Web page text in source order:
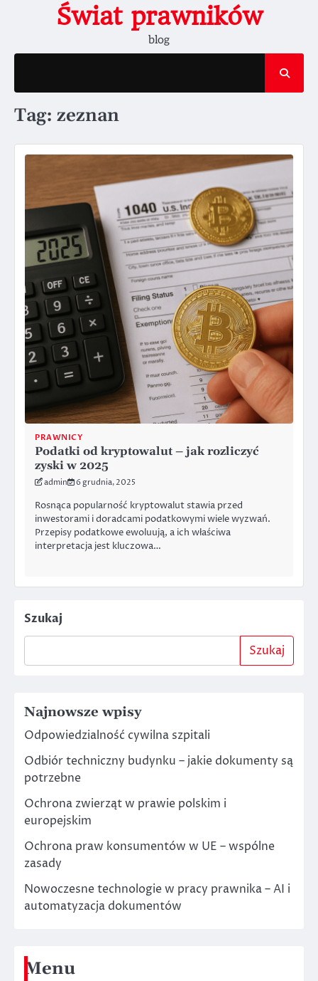
Świat prawników
blog
Tag: zeznan
PRAWNICY
Podatki od kryptowalut – jak rozliczyć
zyski w 2025
admin 6 grudnia, 2025
Rosnąca popularność kryptowalut stawia przed
inwestorami i doradcami podatkowymi wiele wyzwań.
Przepisy podatkowe ewoluują, a ich właściwa
interpretacja jest kluczowa…
Szukaj
Szukaj
Najnowsze wpisy
Odpowiedzialność cywilna szpitali
Odbiór techniczny budynku – jakie dokumenty są
potrzebne
Ochrona zwierząt w prawie polskim i
europejskim
Ochrona praw konsumentów w UE – wspólne
zasady
Nowoczesne technologie w pracy prawnika – AI i
automatyzacja dokumentów
Menu